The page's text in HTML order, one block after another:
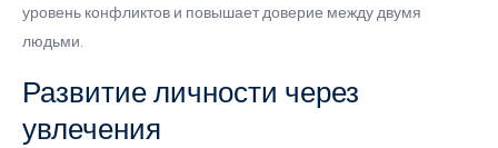
уровень конфликтов и повышает доверие между двумя
людьми.
Развитие личности через
увлечения